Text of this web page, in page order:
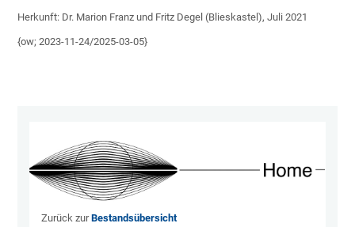
Herkunft: Dr. Marion Franz und Fritz Degel (Blieskastel), Juli 2021
{ow; 2023-11-24/2025-03-05}
Zurück zurBestandsübersicht